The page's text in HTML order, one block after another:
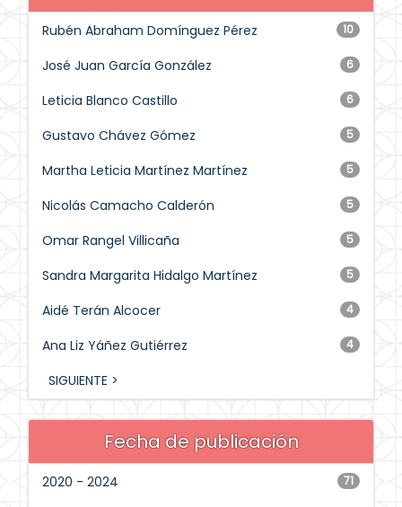
10
Rubén Abraham Domínguez Pérez
6
José Juan García González
6
Leticia Blanco Castillo
5
Gustavo Chávez Gómez
5
Martha Leticia Martínez Martínez
5
Nicolás Camacho Calderón
5
Omar Rangel Villicaña
5
Sandra Margarita Hidalgo Martínez
4
Aidé Terán Alcocer
4
Ana Liz Yáñez Gutiérrez
SIGUIENTE >
Fecha de publicación
71
2020 - 2024